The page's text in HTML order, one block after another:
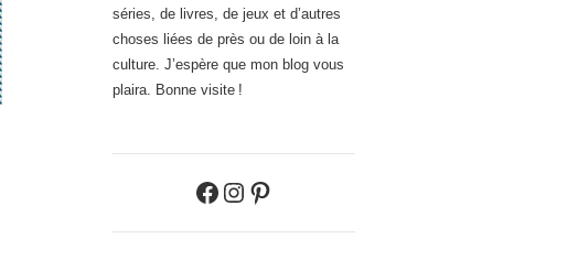
séries, de livres, de jeux et d’autres
choses liées de près ou de loin à la
culture. J’espère que mon blog vous
plaira. Bonne visite !
Facebook
Instagram
Pinterest